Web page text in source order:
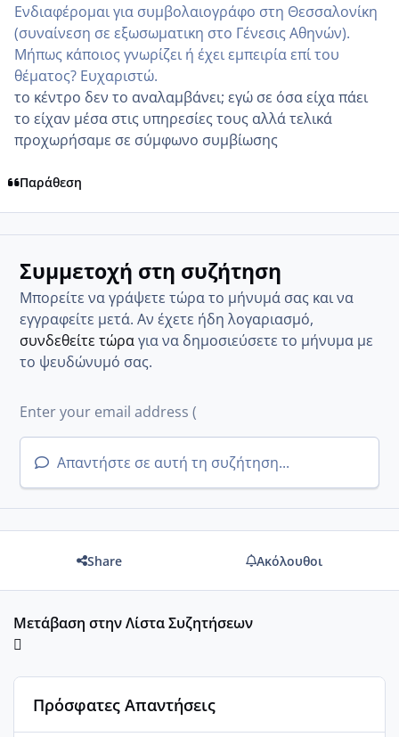
Ενδιαφέρομαι για συμβολαιογράφο στη Θεσσαλονίκη
(συναίνεση σε εξωσωματικη στο Γένεσις Αθηνών).
Μήπως κάποιος γνωρίζει ή έχει εμπειρία επί του
θέματος? Ευχαριστώ.
το κέντρο δεν το αναλαμβάνει; εγώ σε όσα είχα πάει
το είχαν μέσα στις υπηρεσίες τους αλλά τελικά
προχωρήσαμε σε σύμφωνο συμβίωσης
Παράθεση
Συμμετοχή στη συζήτηση
Μπορείτε να γράψετε τώρα το μήνυμά σας και να
εγγραφείτε μετά. Αν έχετε ήδη λογαριασμό,
συνδεθείτε τώραγια να δημοσιεύσετε το μήνυμα με
το ψευδώνυμό σας.
Απαντήστε σε αυτή τη συζήτηση...
Share Ακόλουθοι
Μετάβαση στην Λίστα Συζητήσεων
Πρόσφατες Απαντήσεις